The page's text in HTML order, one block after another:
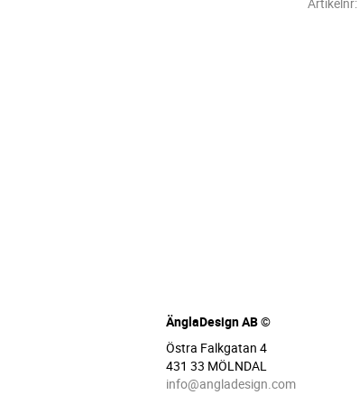
ÄnglaDesign AB ©
Östra Falkgatan 4
431 33 MÖLNDAL
info@angladesign.com